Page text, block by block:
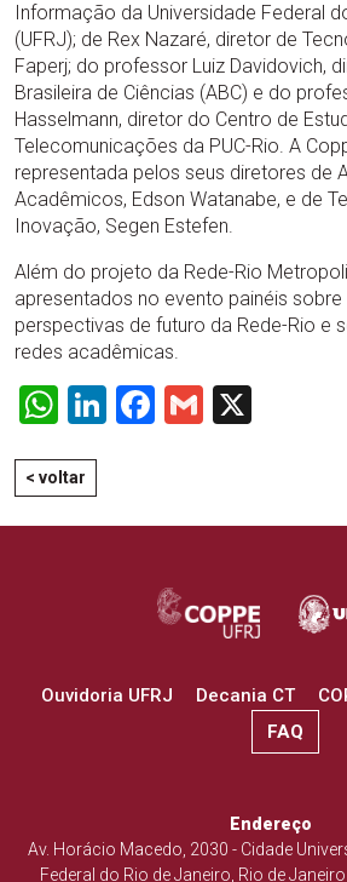
Informação da Universidade Federal
(UFRJ); de Rex Nazaré, diretor de
Faperj; do professor Luiz Davidovich,
Brasileira de Ciências (ABC) e do
Hasselmann, diretor do Centro de
Telecomunicações da PUC-Rio. A
representada pelos seus diretores de
Acadêmicos, Edson Watanabe, e de
Inovação, Segen Estefen.
Além do projeto da Rede-Rio
apresentados no evento painéis
perspectivas de futuro da Rede-Rio e
redes acadêmicas.
WhatsApp
LinkedIn
Facebook
Gmail
< voltar
Ouvidoria UFRJ Decania CT
FAQ
Endereço
Av. Horácio Macedo, 2030 - Cidade
Federal do Rio de Janeiro, Rio de